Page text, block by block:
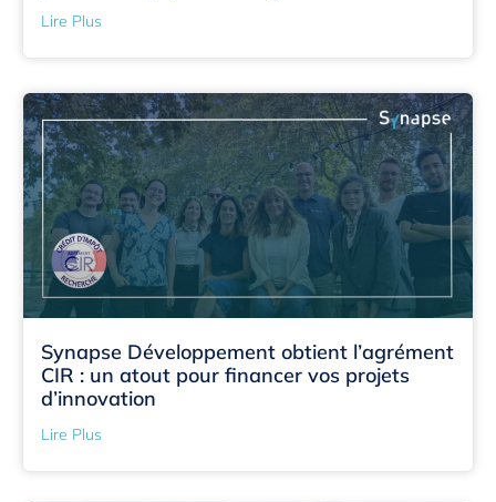
Lire Plus
Synapse Développement obtient l’agrément
CIR : un atout pour financer vos projets
d’innovation
Lire Plus